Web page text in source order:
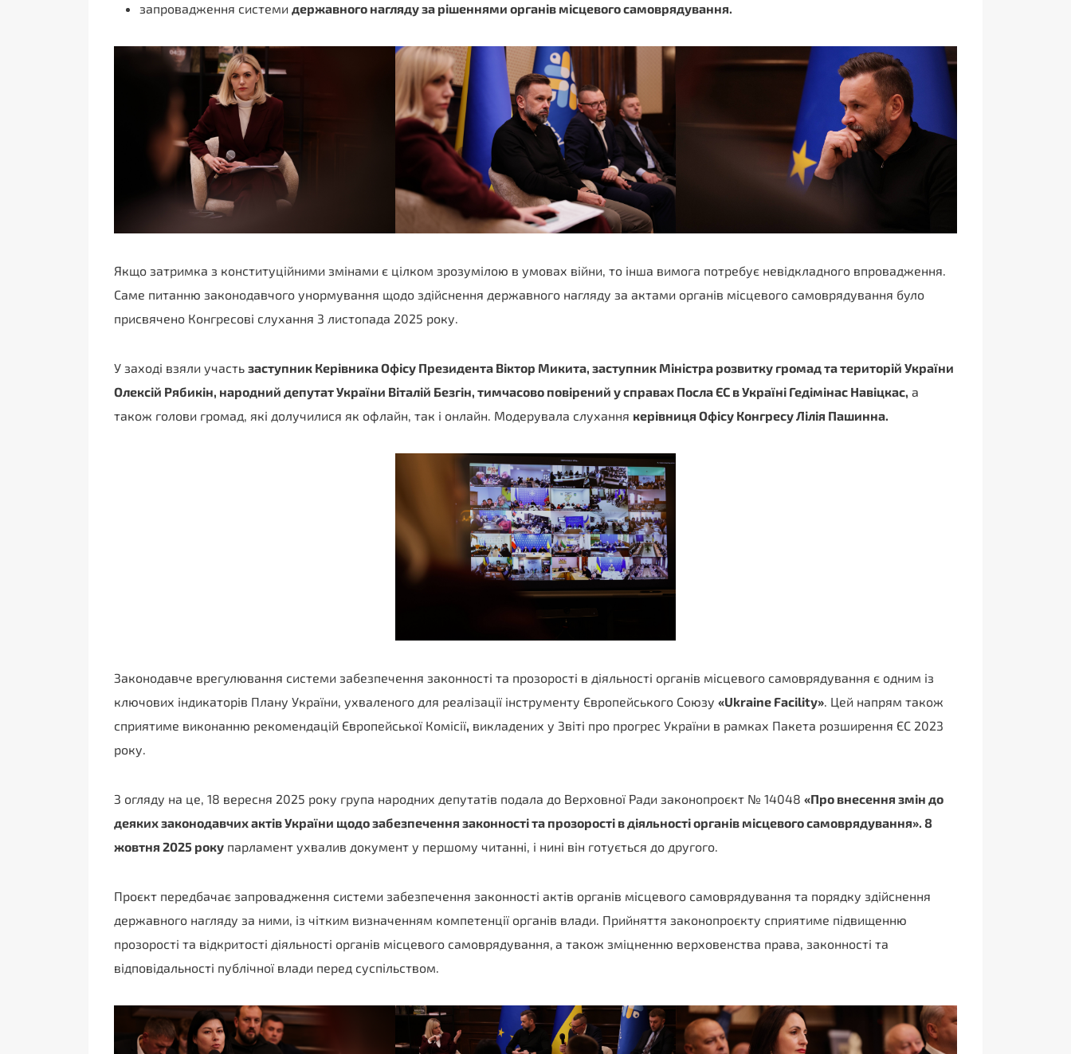
запровадження системи державного нагляду за рішеннями органів місцевого самоврядування.
Якщо затримка з конституційними змінами є цілком зрозумілою в умовах війни, то інша вимога потребує невідкладного впровадження.
Саме питанню законодавчого унормування щодо здійснення державного нагляду за актами органів місцевого самоврядування було
присвячено Конгресові слухання 3 листопада 2025 року.
У заході взяли участь заступник Керівника Офісу Президента Віктор Микита, заступник Міністра розвитку громад та територій України
Олексій Рябикін, народний депутат України Віталій Безгін, тимчасово повірений у справах Посла ЄС в Україні Гедімінас Навіцкас, а
також голови громад, які долучилися як офлайн, так і онлайн. Модерувала слухання керівниця Офісу Конгресу Лілія Пашинна.
Законодавче врегулювання системи забезпечення законності та прозорості в діяльності органів місцевого самоврядування є одним із
ключових індикаторів Плану України, ухваленого для реалізації інструменту Європейського Союзу «Ukraine Facility». Цей напрям також
сприятиме виконанню рекомендацій Європейської Комісії, викладених у Звіті про прогрес України в рамках Пакета розширення ЄС 2023
року.
З огляду на це, 18 вересня 2025 року група народних депутатів подала до Верховної Ради законопроєкт № 14048 «Про внесення змін до
деяких законодавчих актів України щодо забезпечення законності та прозорості в діяльності органів місцевого самоврядування». 8
жовтня 2025 року парламент ухвалив документ у першому читанні, і нині він готується до другого.
Проєкт передбачає запровадження системи забезпечення законності актів органів місцевого самоврядування та порядку здійснення
державного нагляду за ними, із чітким визначенням компетенції органів влади. Прийняття законопроєкту сприятиме підвищенню
прозорості та відкритості діяльності органів місцевого самоврядування, а також зміцненню верховенства права, законності та
відповідальності публічної влади перед суспільством.